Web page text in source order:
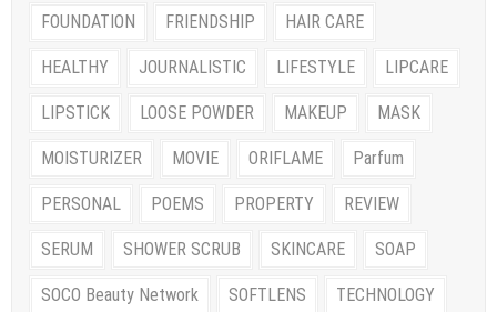
FOUNDATION FRIENDSHIP HAIR CARE
HEALTHY JOURNALISTIC LIFESTYLE LIPCARE
LIPSTICK LOOSE POWDER MAKEUP MASK
MOISTURIZER MOVIE ORIFLAME Parfum
PERSONAL POEMS PROPERTY REVIEW
SERUM SHOWER SCRUB SKINCARE SOAP
SOCO Beauty Network SOFTLENS TECHNOLOGY